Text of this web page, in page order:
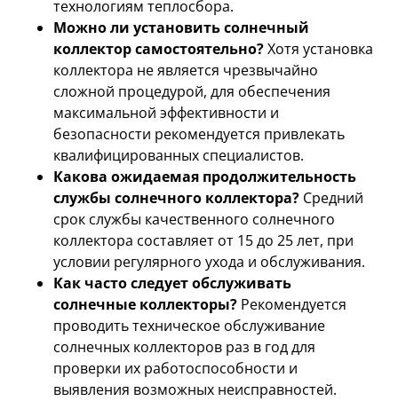
технологиям теплосбора.
Можно ли установить солнечный
коллектор самостоятельно?Хотя установка
коллектора не является чрезвычайно
сложной процедурой, для обеспечения
максимальной эффективности и
безопасности рекомендуется привлекать
квалифицированных специалистов.
Какова ожидаемая продолжительность
службы солнечного коллектора? Средний
срок службы качественного солнечного
коллектора составляет от 15 до 25 лет, при
условии регулярного ухода и обслуживания.
Как часто следует обслуживать
солнечные коллекторы? Рекомендуется
проводить техническое обслуживание
солнечных коллекторов раз в год для
проверки их работоспособности и
выявления возможных неисправностей.